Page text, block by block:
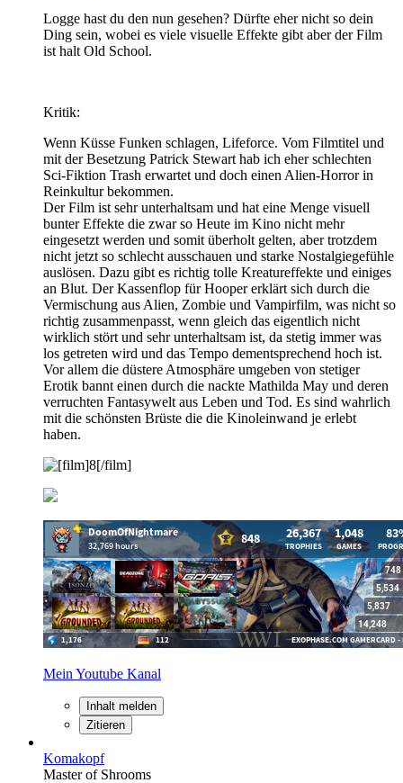
Logge hast du den nun gesehen? Dürfte eher nicht so dein
Ding sein, wobei es viele visuelle Effekte gibt aber der Film
ist halt Old School.
Kritik:
Wenn Küsse Funken schlagen, Lifeforce. Vom Filmtitel und
mit der Besetzung Patrick Stewart hab ich eher schlechten
Sci-Fiktion Trash erwartet und doch einen Alien-Horror in
Reinkultur bekommen.
Der Film ist sehr unterhaltsam und hat eine Menge visuell
bunter Effekte die zwar so Heute im Kino nicht mehr
eingesetzt werden und somit überholt gelten, aber trotzdem
nicht jetzt so schlecht ausschauen und starke Nostalgiegefühle
auslösen. Dazu gibt es richtig tolle Kreatureffekte und einiges
an Blut. Der Kassenflop für Hooper erklärt sich durch die
Vermischung aus Alien, Zombie und Vampirfilm, was nicht so
richtig zusammenpasst, wenn gleich das eigentlich nicht
wirklich stört und sehr unterhaltsam ist, da stetig immer was
los getreten wird und das Tempo dementsprechend hoch ist.
Vor allem die düstere Atmosphäre umgeben von stetiger
Erotik bannt einen durch die nackte Mathilda May und deren
verruchten Fantasywelt aus Leben und Tod. Es sind wahrlich
mit die schönsten Brüste die die Kinoleinwand je erlebt
haben.
Mein Youtube Kanal
Inhalt melden
Zitieren
Komakopf
Master of Shrooms